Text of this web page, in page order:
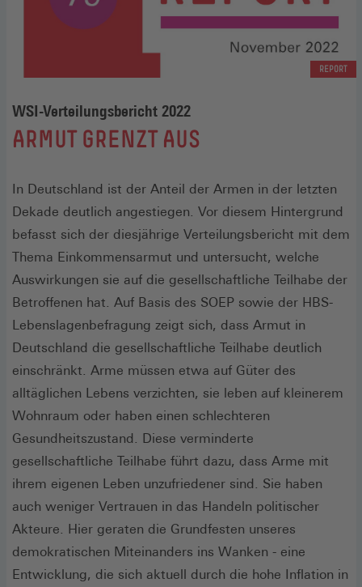
REPORT
WSI-Verteilungsbericht 2022
:
ARMUT GRENZT AUS
In Deutschland ist der Anteil der Armen in der letzten
Dekade deutlich angestiegen. Vor diesem Hintergrund
befasst sich der diesjährige Verteilungsbericht mit dem
Thema Einkommensarmut und untersucht, welche
Auswirkungen sie auf die gesellschaftliche Teilhabe der
Betroffenen hat. Auf Basis des SOEP sowie der HBS-
Lebenslagenbefragung zeigt sich, dass Armut in
Deutschland die gesellschaftliche Teilhabe deutlich
einschränkt. Arme müssen etwa auf Güter des
alltäglichen Lebens verzichten, sie leben auf kleinerem
Wohnraum oder haben einen schlechteren
Gesundheitszustand. Diese verminderte
gesellschaftliche Teilhabe führt dazu, dass Arme mit
ihrem eigenen Leben unzufriedener sind. Sie haben
auch weniger Vertrauen in das Handeln politischer
Akteure. Hier geraten die Grundfesten unseres
demokratischen Miteinanders ins Wanken - eine
Entwicklung, die sich aktuell durch die hohe Inflation in